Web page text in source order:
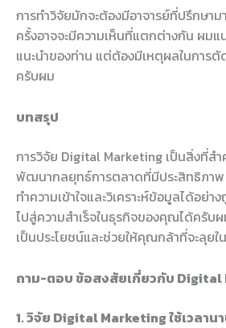
การทำวิจัยมักจะต้องมีอาจารย์ที่ปรึกษา
ครั้งอาจจะมีความเห็นที่แตกต่างกัน ผมแ
แนะนำของท่าน แต่ต้องมีเหตุผลในการตั
ครับผม
บทสรุป
การวิจัย Digital Marketing เป็นสิ่งที่ส
พัฒนากลยุทธ์การตลาดที่มีประสิทธิภา
ทำความเข้าใจและวิเคราะห์ข้อมูลได้อย่า
ไปสู่ความสำเร็จในธุรกิจของคุณได้ครับ
เป็นประโยชน์และช่วยให้คุณกล้าที่จะลุย
ถาม-ตอบ ข้อสงสัยเกี่ยวกับ Digital
1. วิจัย Digital Marketing ใช้เวลาน